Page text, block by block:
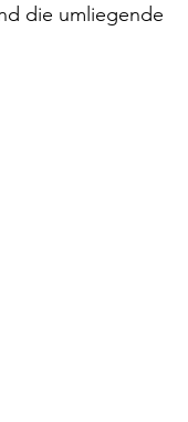
die umliegende